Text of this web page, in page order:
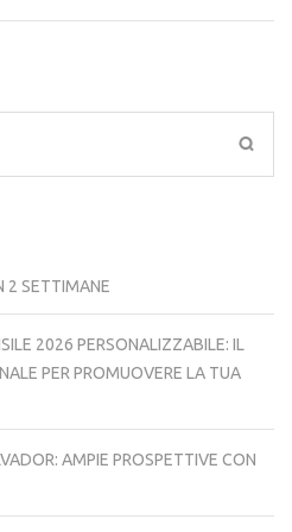
2 SETTIMANE
2026 PERSONALIZZABILE: IL
PER PROMUOVERE LA TUA
AMPIE PROSPETTIVE CON